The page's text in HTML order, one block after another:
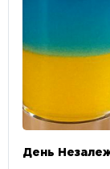
День